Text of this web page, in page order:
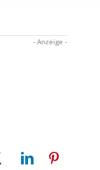
- Anzeige -